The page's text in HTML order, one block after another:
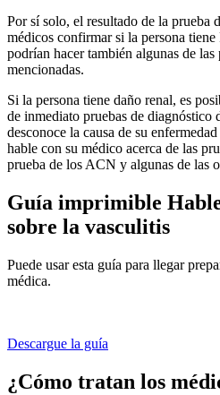
Por sí solo, el resultado de la prueba
médicos confirmar si la persona
podrían hacer también algunas de
mencionadas.
Si la persona tiene daño renal, es
de inmediato pruebas de
desconoce la causa de su
hable con su médico acerca de las
prueba de los ACN y algunas de las
Guía imprimible
sobre la vasculitis
Puede usar esta guía para llegar
médica.
Descargue la guía
¿Cómo tratan los